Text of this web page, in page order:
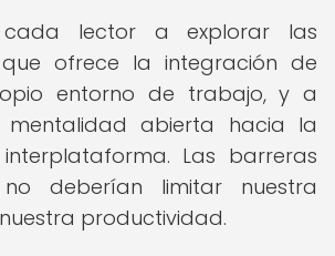
lector a explorar las
que ofrece la integración de
entorno de trabajo, y a
abierta hacia la
Las barreras
no deberían limitar nuestra
productividad.